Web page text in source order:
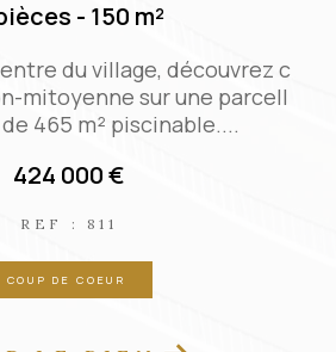
- 70 m²
de ville qui allie le charme
confort moderne. Belle piè
de 35 m² spacieuse...
167 000 €
: VM29950
NOUVEAUTÉ